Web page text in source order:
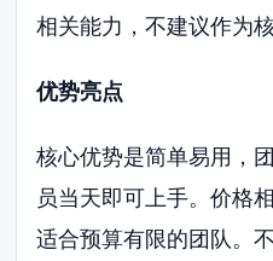
相关能力，不建议作为
优势亮点
核心优势是简单易用，
员当天即可上手。价格
适合预算有限的团队。